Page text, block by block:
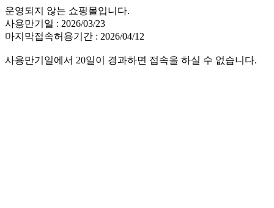
운영되지 않는 쇼핑몰입니다.
사용만기일 : 2026/03/23
마지막접속허용기간 : 2026/04/12
사용만기일에서 20일이 경과하면 접속을 하실 수 없습니다.